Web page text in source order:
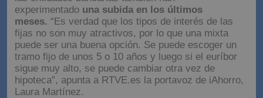
experimentado una subida en los últimos
meses. “Es verdad que los tipos de interés de las
fijas no son muy atractivos, por lo que una mixta
puede ser una buena opción. Se puede escoger un
tramo fijo de unos 5 o 10 años y luego si el euríbor
sigue muy alto, se puede cambiar otra vez de
hipoteca”, apunta a RTVE.es la portavoz de iAhorro,
Laura Martínez.